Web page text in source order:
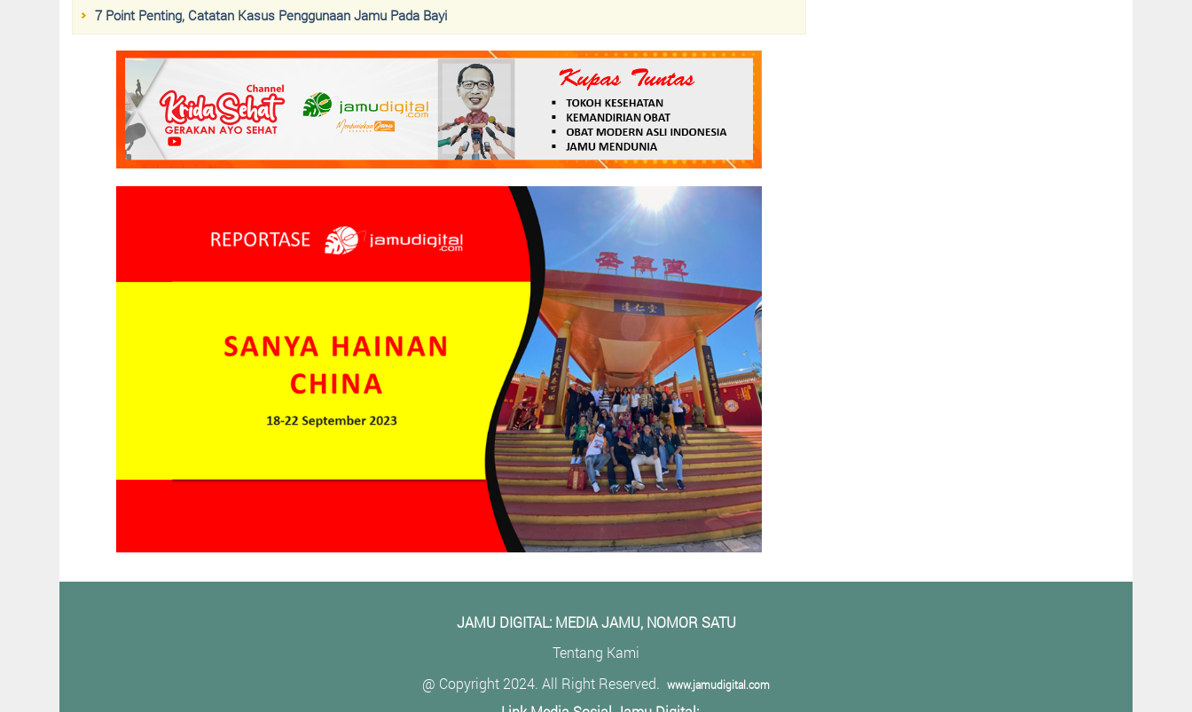
7 Point Penting, Catatan Kasus Penggunaan Jamu Pada Bayi
JAMU DIGITAL: MEDIA JAMU, NOMOR SATU
Tentang Kami
@ Copyright 2024. All Right Reserved. www.jamudigital.com